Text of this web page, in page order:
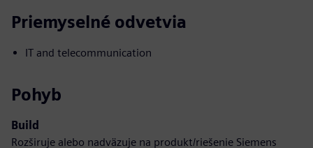
Priemyselné odvetvia
IT and telecommunication
Pohyb
Build
Rozširuje alebo nadväzuje na produkt/riešenie Siemens